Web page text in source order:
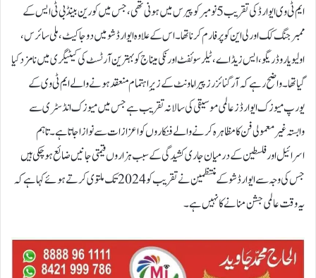
ایم ٹی وی ایوارڈ کی تقریب 5 نومبر کو پیرس میں ہونی تھی، جس میں کورین بینڈ بی ٹی ایس کے
ممبر جنگ کک اور لی این کو پرفارم کرنا تھا۔اس کے علاوہ ایوارڈ شو میں دوجا کیٹ، ملی سائرس،
اولیویا روڈریگو، ایس زیڈ اے، ٹیلر سوئفٹ اور نکی میناج کو بہترین آرٹسٹ کی کیٹیگری میں نامزد کیا
گیا تھا۔واضح رہے کہ آرگنائزرز پیراماونٹ کے زیرِ اہتمام منعقد ہونے والے ایم ٹی وی کے
یورپ میوزک ایوارڈز عالمی موسیقی کی سالانہ تقریب ہے جس میں میوزک انڈسٹری سے
وابستہ غیر معمولی فن کا مظاہرہ کرنے والے فنکاروں کو اعزازات سے نوازا جاتا ہے۔تاہم
اسرائیل اور فلسطین کے درمیان جاری کشیدگی کے سبب ہزاروں قیمتی جانیں ضائع ہو چکی ہیں
جس کی وجہ سے ایوارڈ شو کے منتظمین نے تقریب کو 2024 تک ملتوی کرتے ہوئے کہا ہے کہ
یہ وقت عالمی جشن منانے کا نہیں ہے۔